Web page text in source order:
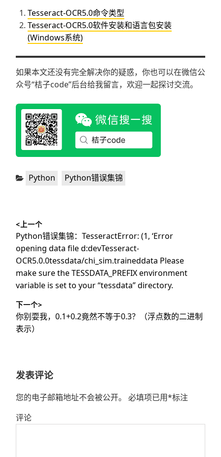
Tesseract-OCR5.0命令类型
Tesseract-OCR5.0软件安装和语言包安装
(Windows系统)
如果本文还没有完全解决你的疑惑，你也可以在微信公
众号“桔子code”后台给我留言，欢迎一起探讨交流。
分
Python Python错误集锦
章
导
航
<上一个
上
篇
文
章：
Python错误集锦：TesseractError: (1, ‘Error
opening data file d:devTesseract-
OCR5.0.0tessdata/chi_sim.traineddata Please
make sure the TESSDATA_PREFIX environment
variable is set to your “tessdata” directory.
下一个>
下
篇
你别耍我，0.1+0.2竟然不等于0.3？（浮点数的二进制
表示）
发表评论
您的电子邮箱地址不会被公开。 必填项已用*标注
评论